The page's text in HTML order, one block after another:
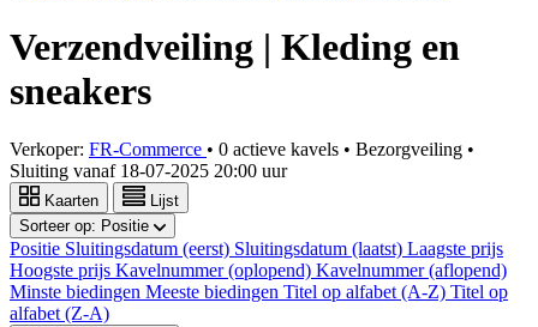
Verzendveiling | Kleding en
sneakers
Verkoper: FR-Commerce • 0 actieve kavels • Bezorgveiling •
Sluiting vanaf 18-07-2025 20:00 uur
Kaarten
Lijst
Sorteer op: Positie
Positie Sluitingsdatum (eerst) Sluitingsdatum (laatst) Laagste prijs
Hoogste prijs Kavelnummer (oplopend) Kavelnummer (aflopend)
Minste biedingen Meeste biedingen Titel op alfabet (A-Z) Titel op
alfabet (Z-A)